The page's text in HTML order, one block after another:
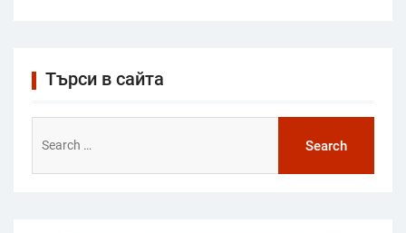
Търси в сайта
for: